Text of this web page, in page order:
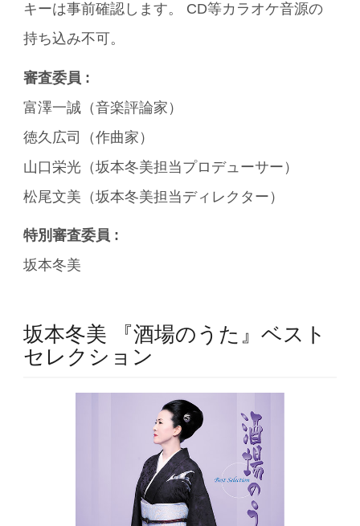
キーは事前確認します。 CD等カラオケ音源の
持ち込み不可。
審査委員 :
富澤一誠（音楽評論家）
徳久広司（作曲家）
山口栄光（坂本冬美担当プロデューサー）
松尾文美（坂本冬美担当ディレクター）
特別審査委員 :
坂本冬美
坂本冬美 『酒場のうた』ベスト
セレクション